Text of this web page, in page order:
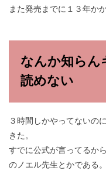
また発売までに１３年か
なんか知らん
読めない
３時間しかやってないの
きた。
すでに公式が言ってるか
のノエル先生とかである。